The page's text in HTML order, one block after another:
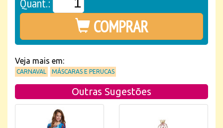
Quant.:
COMPRAR
Veja mais em:
CARNAVAL MÁSCARAS E PERUCAS
Outras Sugestões